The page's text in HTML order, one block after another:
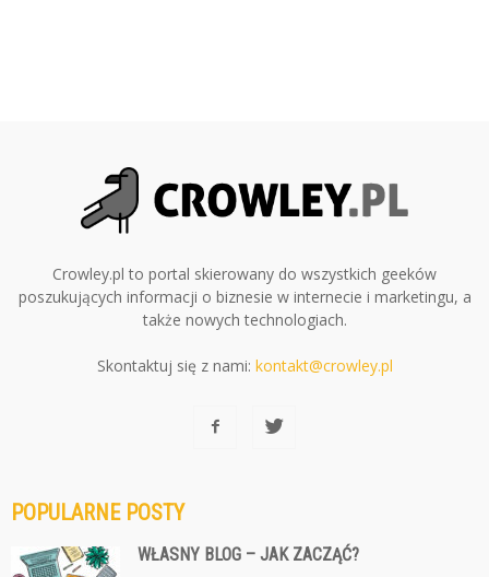
Crowley.pl to portal skierowany do wszystkich geeków
poszukujących informacji o biznesie w internecie i marketingu, a
także nowych technologiach.
Skontaktuj się z nami: kontakt@crowley.pl
POPULARNE POSTY
WŁASNY BLOG – JAK ZACZĄĆ?